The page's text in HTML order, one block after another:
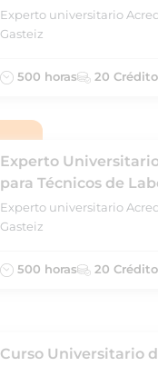
Experto universitario
Gasteiz
500 horas 20
Experto
para Técnicos de
Experto universitario
Gasteiz
500 horas 20
Curso Universitario